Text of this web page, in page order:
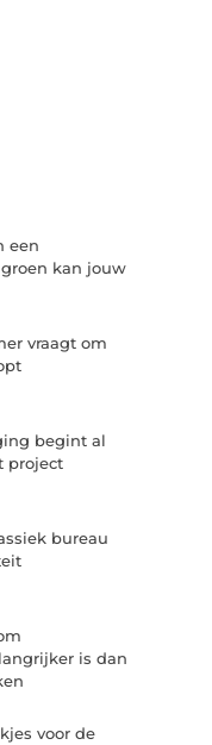
een
kan jouw
vraagt om
begint al
project
bureau
is dan
voor de